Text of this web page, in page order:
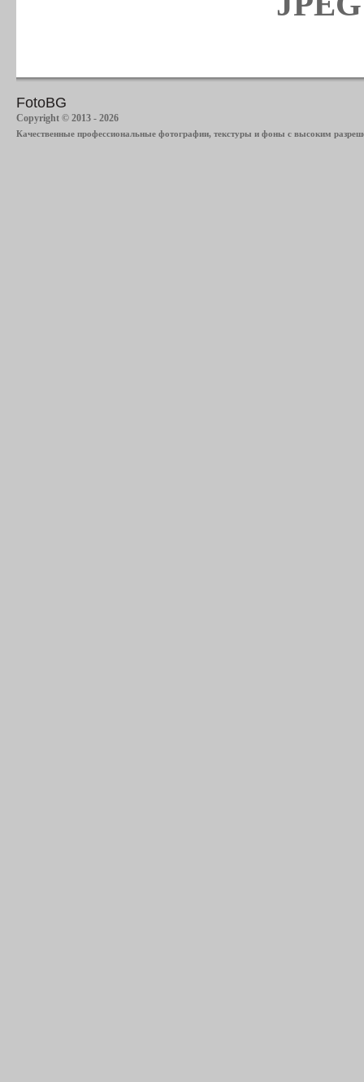
FotoBG
Copyright © 2013 - 2026
Качественные профессиональные фотографии, текстуры и фоны с высоким